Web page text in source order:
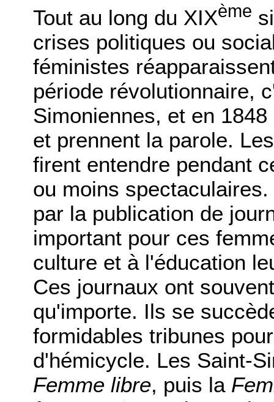
Tout au long du XIXème
crises politiques ou
féministes
période révolutionnaire,
Simoniennes, et en
et prennent la parole.
firent entendre pendant
ou moins
par la publication de
important pour ces
culture et à l'éducation
Ces journaux ont
qu'importe. Ils se
formidables tribunes
d'hémicycle. Les Saint-
Femme libre, puis la